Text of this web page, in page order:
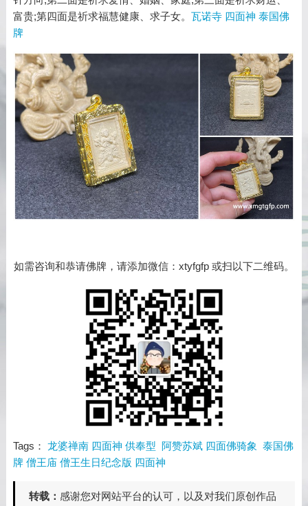
富贵;第四面是祈求福慧健康、求子女。 瓦诺寺 四面神 泰国佛
牌
如需咨询和恭请佛牌，请添加微信：xtyfgfp 或扫以下二维码。
Tags： 龙婆禅南 四面神 供奉型 阿赞苏斌 四面佛骑象 泰国佛
牌 僧王庙 僧王生日纪念版 四面神
转载： 感谢您对网站平台的认可，以及对我们原创作品